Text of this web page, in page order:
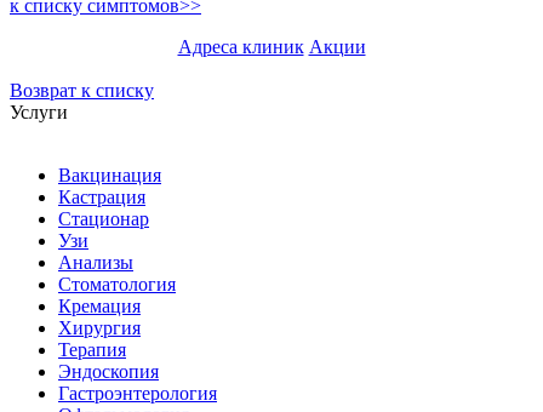
к списку симптомов>>
Адреса клиник Акции
Возврат к списку
Услуги
Вакцинация
Кастрация
Стационар
Узи
Анализы
Стоматология
Кремация
Хирургия
Терапия
Эндоскопия
Гастроэнтерология